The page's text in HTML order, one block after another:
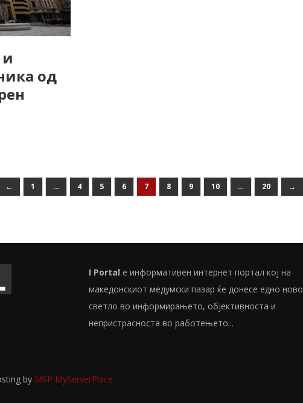
од
← 1 … 4 5 6 7 8 9 10 … 20 →
I Portal е информативен интернет портал кој на
македонскиот медумски пазар ќе донесе едно ново
светло во информирањето, објективноста и
непристрасноста во работењето...
by MSP MyServerPlace